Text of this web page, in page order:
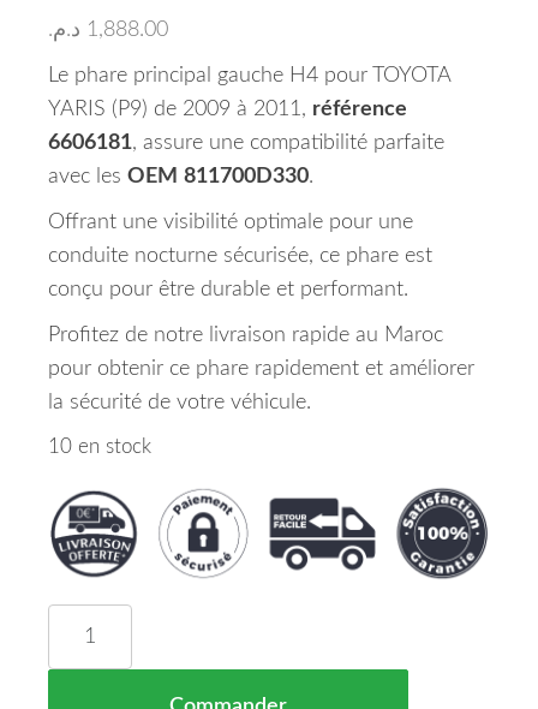
1,888.00 د.م.
Le phare principal gauche H4 pour TOYOTA
YARIS (P9) de 2009 à 2011, référence
6606181, assure une compatibilité parfaite
avec les OEM 811700D330.
Offrant une visibilité optimale pour une
conduite nocturne sécurisée, ce phare est
conçu pour être durable et performant.
Profitez de notre livraison rapide au Maroc
pour obtenir ce phare rapidement et améliorer
la sécurité de votre véhicule.
10 en stock